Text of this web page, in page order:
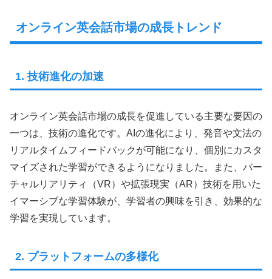
オンライン英会話市場の成長トレンド
1. 技術進化の加速
オンライン英会話市場の成長を促進している主要な要因の
一つは、技術の進化です。AIの進化により、発音や文法の
リアルタイムフィードバックが可能になり、個別にカスタ
マイズされた学習ができるようになりました。また、バー
チャルリアリティ（VR）や拡張現実（AR）技術を用いた
イマーシブな学習体験が、学習者の興味を引き、効果的な
学習を実現しています。
2. プラットフォームの多様化